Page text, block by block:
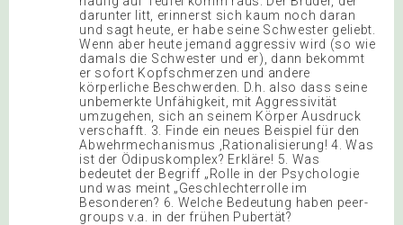
darunter litt, erinnerst sich kaum noch daran
und sagt heute, er habe seine Schwester geliebt.
Wenn aber heute jemand aggressiv wird (so wie
damals die Schwester und er), dann bekommt
er sofort Kopfschmerzen und andere
körperliche Beschwerden. D.h. also dass seine
unbemerkte Unfähigkeit, mit Aggressivität
umzugehen, sich an seinem Körper Ausdruck
verschafft. 3. Finde ein neues Beispiel für den
Abwehrmechanismus ‚Rationalisierung! 4. Was
ist der Ödipuskomplex? Erkläre! 5. Was
bedeutet der Begriff „Rolle in der Psychologie
und was meint „Geschlechterrolle im
Besonderen? 6. Welche Bedeutung haben peer-
groups v.a. in der frühen Pubertät?